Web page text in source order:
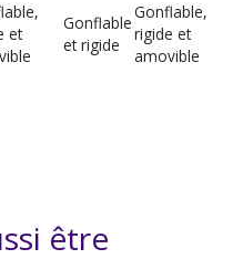
et
Gonflable
et rigide
Gonflable,
rigide et
amovible
être